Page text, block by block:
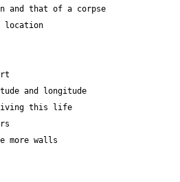
and that of a corpse
location
and longitude
living this life
more walls